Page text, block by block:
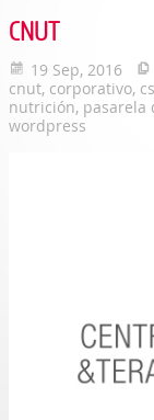
CNUT
19 Sep, 2016
cnut, corporativo,
nutrición, pasarela
wordpress